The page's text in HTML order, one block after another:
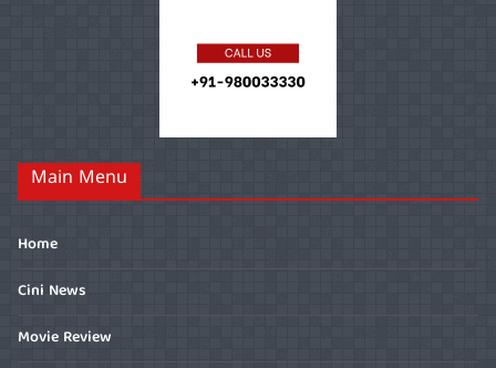
Main Menu
Home
Cini News
Movie Review